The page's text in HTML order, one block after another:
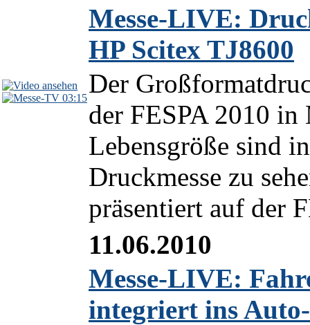
03:15
Messe-LIVE:
HP Scitex TJ8600
Der
der FESPA 2010
Lebensgröße sind
Druckmesse zu
präsentiert auf der
11.06.2010
Messe-LIVE:
integriert ins